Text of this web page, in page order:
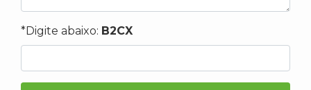
*Digite abaixo: B2CX